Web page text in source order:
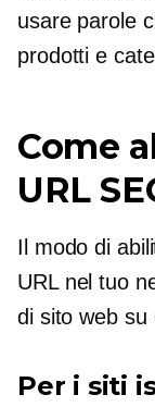
usare parole
prodotti e
Come
URL
Il modo di
URL nel tuo
di sito web su
Per i siti